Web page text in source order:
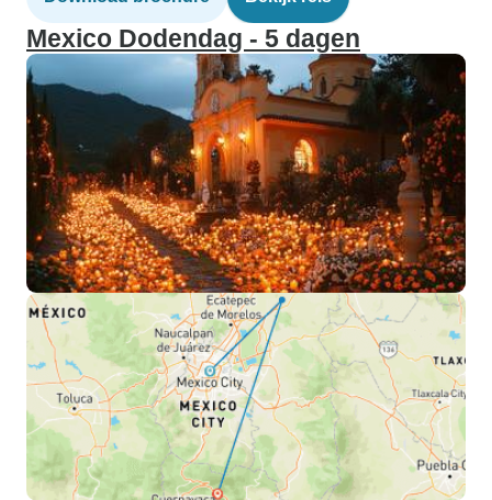
Mexico Dodendag - 5 dagen